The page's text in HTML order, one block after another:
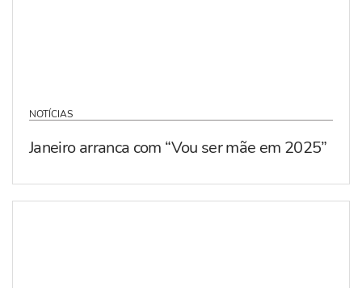
NOTÍCIAS
Janeiro arranca com “Vou ser mãe em 2025”